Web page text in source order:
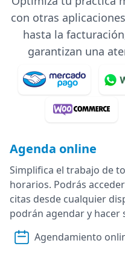
con otras
hasta la
garantizan una
Agenda online
Simplifica el trabajo de
horarios. Podrás
citas desde cualquier
podrán agendar y
Agendamiento